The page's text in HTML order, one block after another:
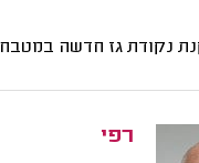
נקודת גז חדשה
רפי